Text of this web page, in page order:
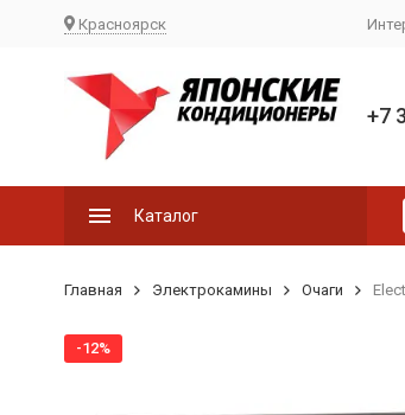
Красноярск
+7
Каталог
Главная Электрокамины Очаги
-12%